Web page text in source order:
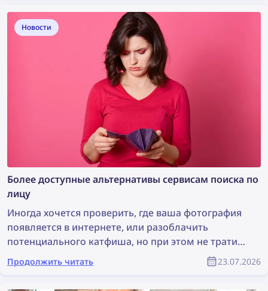
использовать для отправки запросов на удаление
контента по DMCA сайтам, где были найдены
изображения. Продолжайте читать, чтобы узнать,
как удалить свои изображения с любого сайта с
помощью DMCA-ассистента lenso.ai.
Новости
Более доступные альтернативы сервисам поиска по
лицу
Иногда хочется проверить, где ваша фотография
появляется в интернете, или разоблачить
потенциального катфиша, но при этом не тратить
целое состояние на сервис поиска по лицу.
Давайте рассмотрим несколько более доступных
Продолжить читать 23.07.2026